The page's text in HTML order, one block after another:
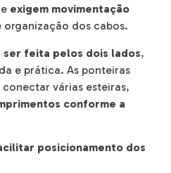
exigem movimentação
organização dos cabos.
feita pelos dois lados,
e prática. As ponteiras
várias esteiras,
conforme a
posicionamento dos